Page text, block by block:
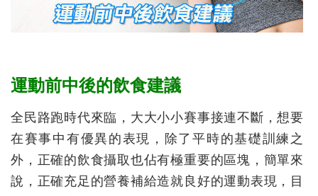
運動前中後的飲食建議
全民路跑時代來臨，大大小小賽事接連不斷，想要
在賽事中有優異的表現，除了平時的基礎訓練之
外，正確的飲食攝取也佔有極重要的區塊，簡單來
說，正確充足的營養補給造就良好的運動表現，目